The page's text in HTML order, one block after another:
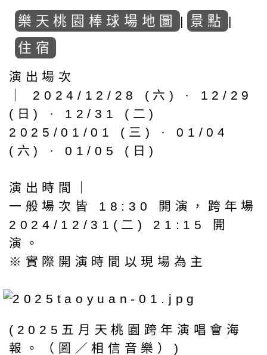
樂天桃園棒球場地圖 | 景點 |
住宿
演出場次
｜ 2024/12/28 (六) · 12/29
(日) · 12/31 (二)
2025/01/01 (三) · 01/04
(六) · 01/05 (日)
演出時間｜
一般場次皆 18:30 開演，跨年場
2024/12/31(二) 21:15 開
演。
※實際開演時間以現場為主
(2025五月天桃園跨年演唱會海
報。（圖／相信音樂）)